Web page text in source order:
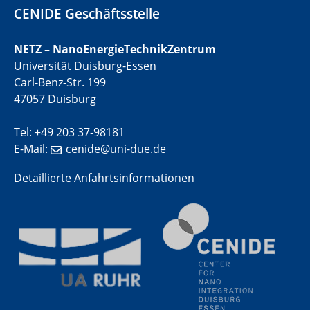
GDCh Kolloquium
29.07.2025
Colloquium IMPR SusMet
challenges for a successful circular economy
Colloquia Series on Sustainable Metallurgy
by Design Framework and AI in Circular Economy
28.08.2025
2D-MATURE Seminar Series
04.09.2025
CENIDE Geschäftsstelle
NETZ – NanoEnergieTechnikZentrum
Universität Duisburg-Essen
Carl-Benz-Str. 199
47057 Duisburg
Tel: +49 203 37-98181
E-Mail:
cenide@uni-due.de
Detaillierte Anfahrtsinformationen